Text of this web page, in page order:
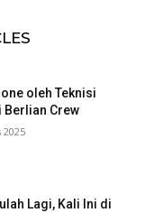
oleh Teknisi
Berlian Crew
2025
Lagi, Kali Ini di